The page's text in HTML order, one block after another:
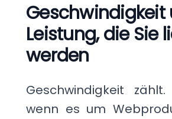
Geschwindigkeit
Leistung, die Sie
werden
Geschwindigkeit
wenn es um